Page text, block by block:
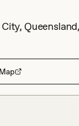
Queensland,